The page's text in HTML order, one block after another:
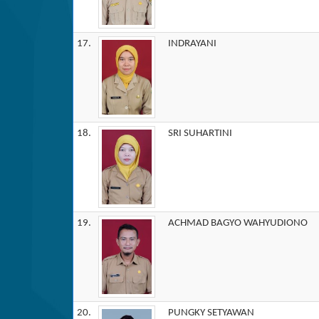
17. INDRAYANI
18. SRI SUHARTINI
19. ACHMAD BAGYO WAHYUDIONO
20. PUNGKY SETYAWAN